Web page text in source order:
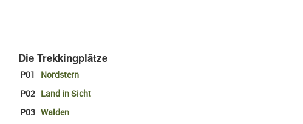
Die Trekkingplätze
P01 Nordstern
P02 Land in Sicht
P03Walden